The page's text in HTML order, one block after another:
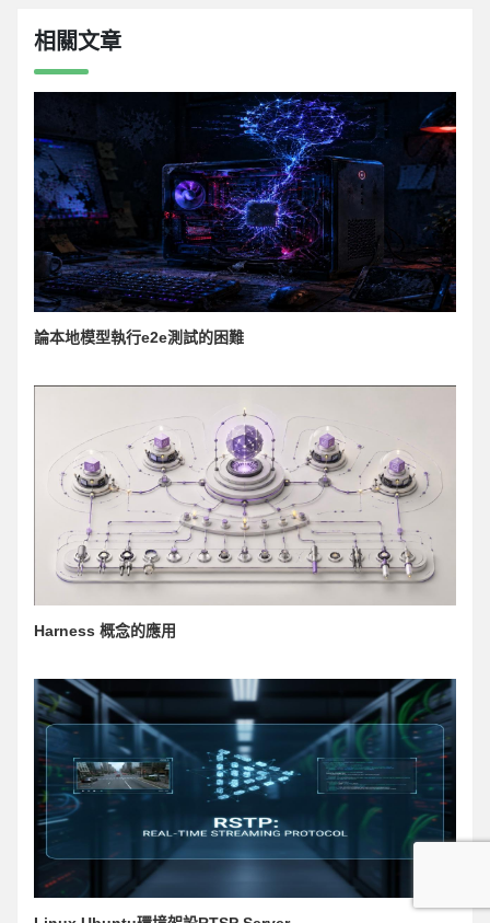
相關文章
論本地模型執行e2e測試的困難
Harness 概念的應用